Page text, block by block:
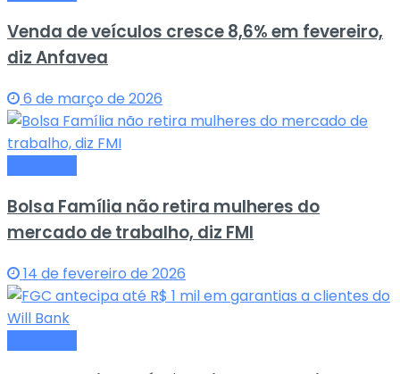
Venda de veículos cresce 8,6% em fevereiro,
diz Anfavea
6 de março de 2026
Bolsa Família não retira mulheres do
mercado de trabalho, diz FMI
14 de fevereiro de 2026